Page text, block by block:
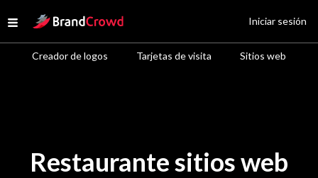
Open menu
Site Logo
Creador de logos Tarjetas de visita Sitios web
Iniciar sesión
Restaurante sitios web